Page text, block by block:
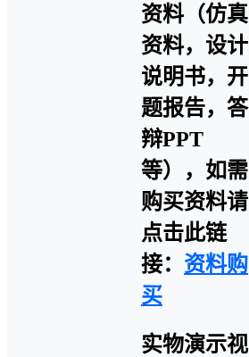
资料（仿真
资料，设计
说明书，开
题报告，答
辩PPT
等），如需
购买资料请
点击此链
接： 资料购
买
实物演示视